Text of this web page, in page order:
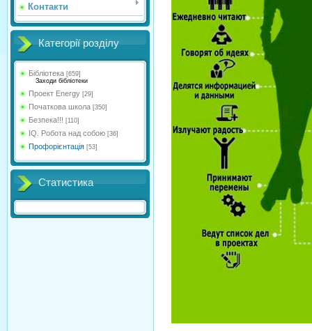
Контакти
Категорії розділу
Бібліотека [659]
Заходи бібліотеки
Проект Energy [29]
Початкова школа [350]
Безпека!!! [110]
IQ. Робота над собою [36]
Профорієнтація [53]
Статистика